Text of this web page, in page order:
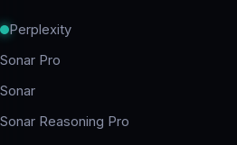
Perplexity
Sonar Pro
Sonar
Sonar Reasoning Pro